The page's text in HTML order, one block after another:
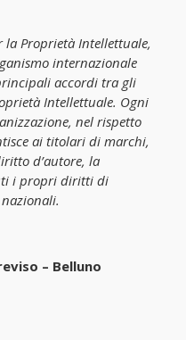
la Proprietà Intellettuale,
internazionale
accordi tra gli
Intellettuale. Ogni
nel rispetto
ai titolari di marchi,
d’autore, la
i propri diritti di
– Belluno